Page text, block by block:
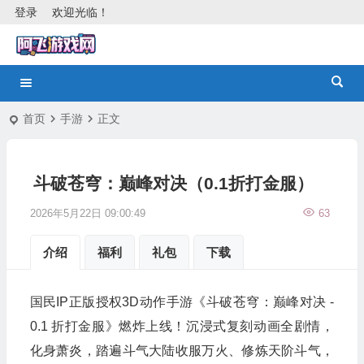
欢迎光临！
登录
首页 手游 正文
斗破苍穹：巅峰对决（0.1折打金服）
2026年5月22日 09:00:49 63
介绍 福利 礼包 下载
国民IP正版授权3D动作手游《斗破苍穹：巅峰对决 -
0.1 折打金服》燃炸上线！沉浸式复刻动画全剧情，
化身萧炎，踏遍斗气大陆收服万火、修炼天阶斗气，